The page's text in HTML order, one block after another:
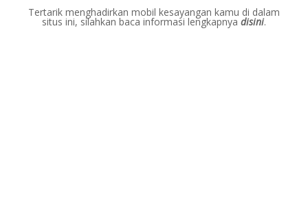
Tertarik menghadirkan mobil kesayangan kamu di dalam
situs ini, silahkan baca informasi lengkapnya disini.